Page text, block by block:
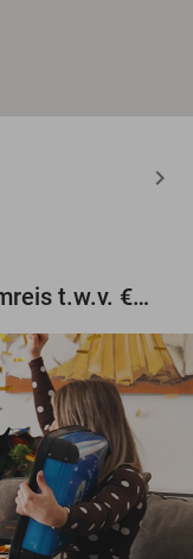
Maak gratis kans op een droomreis t.w.v. €3.000!